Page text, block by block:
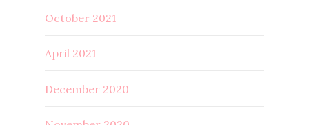
October 2021
April 2021
December 2020